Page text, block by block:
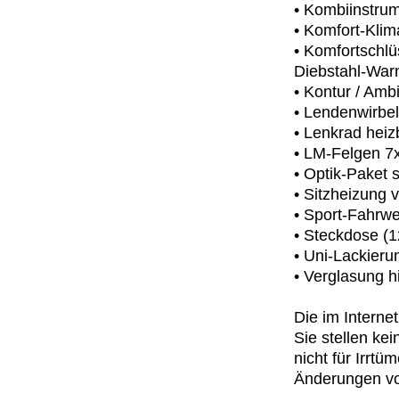
•
• Komfort-
•
Diebstahl-
• Kontur /
•
• Lenkrad
• LM-Felgen
• Optik-Paket
• Sitzheizung
• Sport-
• Steckdose
• Uni-
• Verglasung
Die im
Sie stellen
nicht für
Änderungen